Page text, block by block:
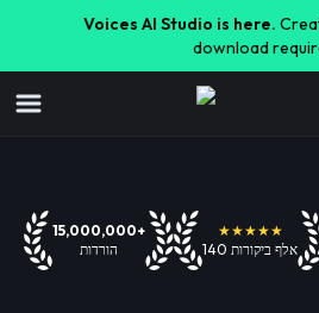
Voices AI Studio is here.
download
15,000,000+
הורדות
★★★★★
140 אלף ביקורות